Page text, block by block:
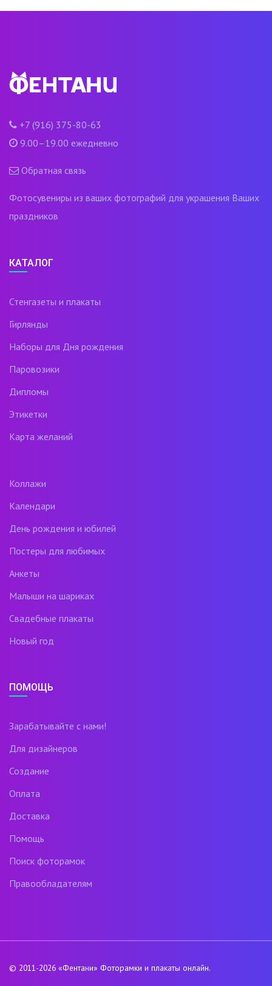
+7 (916) 375-80-63
9.00–19.00 ежедневно
Обратная связь
Фотосувениры из ваших фотографий для украшения Ваших
праздников
КАТАЛОГ
Стенгазеты и плакаты
Гирлянды
Наборы для Дня рождения
Паровозики
Дипломы
Этикетки
Карта желаний
Коллажи
Календари
День рождения и юбилей
Постеры для любимых
Анкеты
Малыши на шариках
Свадебные плакаты
Новый год
ПОМОЩЬ
Зарабатывайте с нами!
Для дизайнеров
Создание
Оплата
Доставка
Помощь
Поиск фоторамок
Правообладателям
© 2011-2026 «Фентани» Фоторамки и плакаты онлайн.